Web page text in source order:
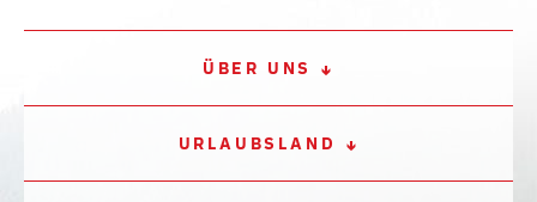
ÜBER UNS
URLAUBSLAND